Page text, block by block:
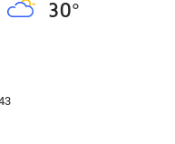
30°